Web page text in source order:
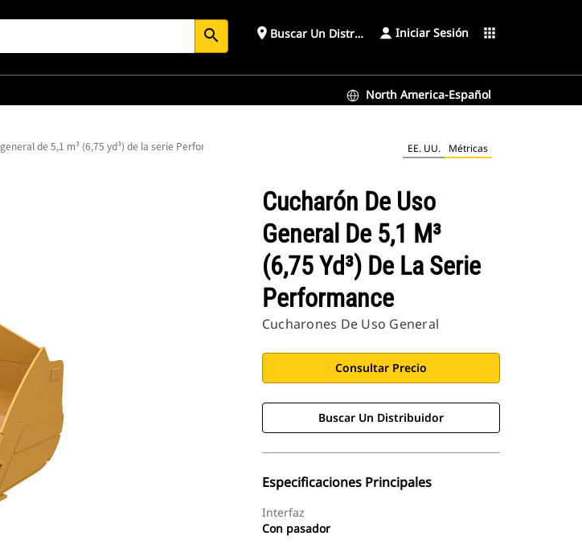
search place Buscar Un Distribuidor Iniciar Sesión apps
North America-Español
de 5,1 m³ (6,75 yd³) de la serie Performance EE. UU. Métricas
Cucharón De Uso
General De 5,1 M³
(6,75 Yd³) De La Serie
Performance
Cucharones De Uso General
Consultar Precio
Buscar Un Distribuidor
Especificaciones Principales
Interfaz
Con pasador